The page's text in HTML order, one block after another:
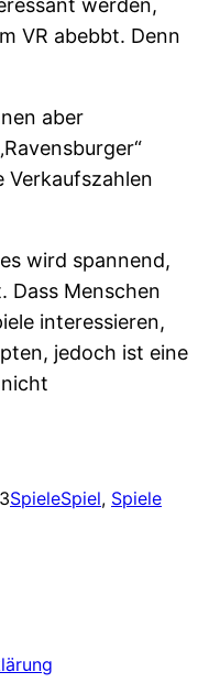
werden,
VR abebbt. Denn
aber
Verkaufszahlen
wird spannend,
Dass Menschen
interessieren,
jedoch ist eine
SpieleSpiel, Spiele